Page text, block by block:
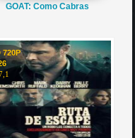
GOAT: Como Cabras
720P